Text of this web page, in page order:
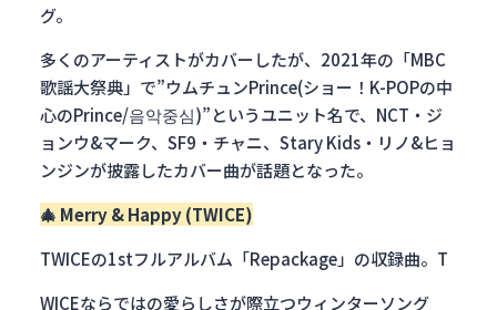
グ。
多くのアーティストがカバーしたが、2021年の「MBC
歌謡大祭典」で”ウムチュンPrince(ショー！K-POPの中
心のPrince/음악중심)”というユニット名で、NCT・ジ
ョンウ&マーク、SF9・チャニ、Stary Kids・リノ&ヒョ
ンジンが披露したカバー曲が話題となった。
🎄 Merry & Happy (TWICE)
TWICEの1stフルアルバム「Repackage」の収録曲。T
WICEならではの愛らしさが際立つウィンターソング